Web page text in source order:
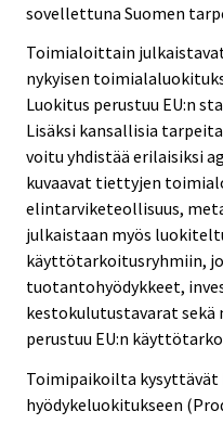
sovellettuna Suomen
Toimialoittain
nykyisen
Luokitus perustuu EU:n
Lisäksi kansallisia
voitu yhdistää erilaisiksi
kuvaavat tiettyjen
elintarviketeollisuus,
julkaistaan myös
käyttötarkoitusryhmiin,
tuotantohyödykkeet,
kestokulutustavarat sekä
perustuu EU:n
Toimipaikoilta kysyttävät
hyödykeluokitukseen